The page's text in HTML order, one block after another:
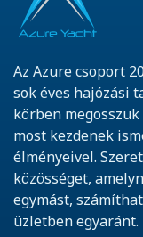
Az Azure csoport
sok éves hajózási
körben
most kezdenek
élményeivel.
közösséget,
egymást,
üzletben egyaránt.